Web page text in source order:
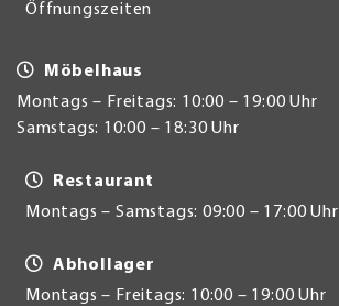
Öffnungszeiten
Möbelhaus
Montags – Freitags: 10:00 – 19:00 Uhr
Samstags: 10:00 – 18:30 Uhr
Restaurant
Montags – Samstags: 09:00 – 17:00 Uhr
Abhollager
Montags – Freitags: 10:00 – 19:00 Uhr